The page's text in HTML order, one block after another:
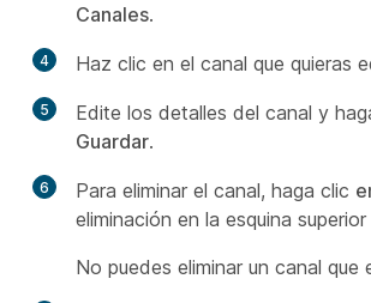
Canales.
4 Haz clic en el canal que quieras
5
Edite los detalles del canal y
Guardar.
6 Para eliminar el canal, haga clic
eliminación en la esquina
No puedes eliminar un canal que